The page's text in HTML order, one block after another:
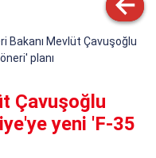
Bakanı Mevlüt Çavuşoğlu
planı
Çavuşoğlu
yeni 'F-35